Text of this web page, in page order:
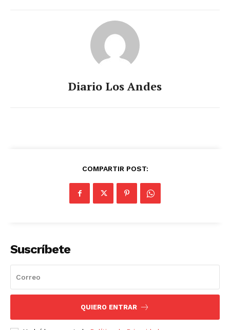
Diario Los Andes
COMPARTIR POST:
Suscríbete
QUIERO ENTRAR